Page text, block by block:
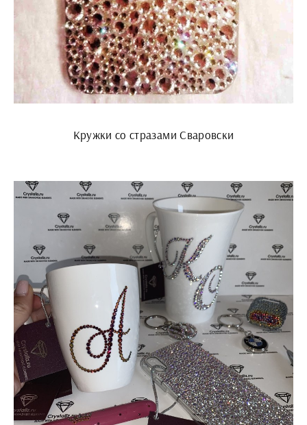
Кружки со стразами Сваровски